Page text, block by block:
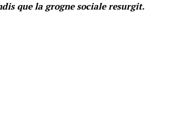
que la grogne sociale resurgit.